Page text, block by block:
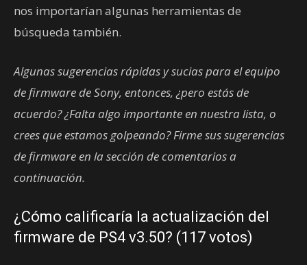
nos importarían algunas herramientas de
búsqueda también.
Algunas sugerencias rápidas y sucias para el equipo
de firmware de Sony, entonces, ¿pero estás de
acuerdo? ¿Falta algo importante en nuestra lista, o
crees que estamos golpeando? Firme sus sugerencias
de firmware en la sección de comentarios a
continuación.
¿Cómo calificaría la actualización del
firmware de PS4 v3.50? (117 votos)